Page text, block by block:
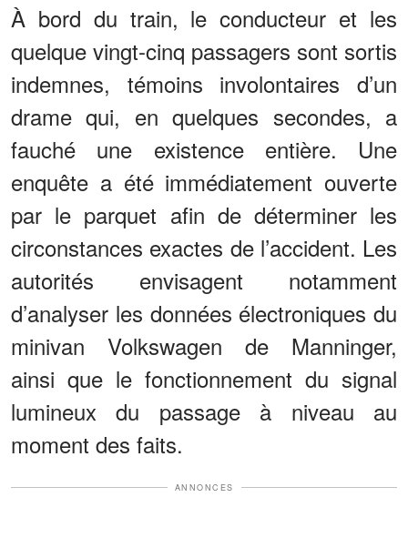
À bord du train, le conducteur et les
quelque vingt-cinq passagers sont sortis
indemnes, témoins involontaires d’un
drame qui, en quelques secondes, a
fauché une existence entière. Une
enquête a été immédiatement ouverte
par le parquet afin de déterminer les
circonstances exactes de l’accident. Les
autorités envisagent notamment
d’analyser les données électroniques du
minivan Volkswagen de Manninger,
ainsi que le fonctionnement du signal
lumineux du passage à niveau au
moment des faits.
ANNONCES